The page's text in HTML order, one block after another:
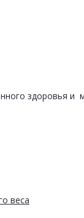
веса
здоровья и